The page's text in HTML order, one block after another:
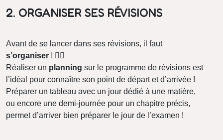
2. ORGANISER SES RÉVISIONS
Avant de se lancer dans ses révisions, il faut
s’organiser ! ✍🏻
Réaliser un planning sur le programme de révisions est
l’idéal pour connaître son point de départ et d’arrivée !
Préparer un tableau avec un jour dédié à une matière,
ou encore une demi-journée pour un chapitre précis,
permet d’arriver bien préparer le jour de l’examen !